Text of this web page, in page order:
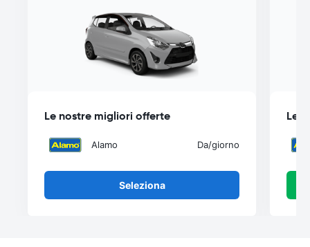
Le nostre migliori offerte
Alamo Da/giorno
Seleziona
Le